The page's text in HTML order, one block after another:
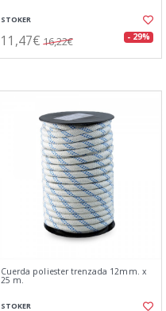
STOKER
11,47€ 16,22€ - 29%
Cuerda poliester trenzada 12mm. x
25 m.
STOKER